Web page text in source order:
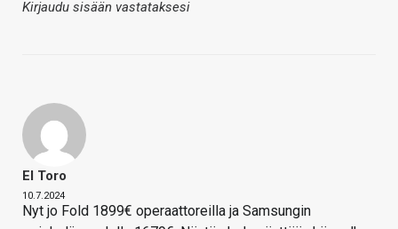
Kirjaudu sisään vastataksesi
El Toro
10.7.2024
Nyt jo Fold 1899€ operaattoreilla ja Samsungin